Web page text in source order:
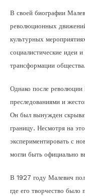
В своей биографии
революционных
культурных
социалистические идеи и
трансформации общества.
Однако после революции
преследованиями и
Он был вынужден
границу. Несмотря на
экспериментировать с
могли быть официально
В 1927 году Малевич
где его творчество